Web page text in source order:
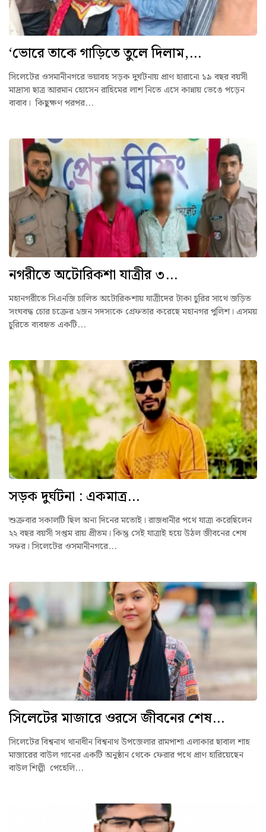
‘ভোরে তাকে গাড়িতে তুলে দিলাম,...
সিলেটের ওসমানীনগরে ভয়াবহ সড়ক দুর্ঘটনায় প্রাণ হারানো ১৯ বছর বয়সী
মাদ্রাসা ছাত্র আরমান হোসেন রাহিমের লাশ নিতে এসে কান্নায় ভেঙে পড়েন
বাবাব। কিছুক্ষণ পরপর...
নগরীতে অটোরিকশা যাত্রীর ৩...
মহানগরীতে সিএনজি চালিত অটোরিকশায় যাত্রীদের টাকা চুরির সাথে জড়িত
সংঘবদ্ধ চোর চক্রের ২জন সদস্যকে গ্রেফতার করেছে মহানগর পুলিশ। এসময়
চুরিতে ব্যবহৃত একটি...
সড়ক দুর্ঘটনা : একমাত্র...
শুক্রবার সকালটি ছিল অন্য দিনের মতোই। রাজধানীর পথে যাত্রা করেছিলেন
২২ বছর বয়সী সপ্তম রায় প্রীতম। কিন্তু সেই যাত্রাই হয়ে উঠল জীবনের শেষ
সফর। সিলেটের ওসমানীনগরে...
সিলেটের মাজারে ওরসে জীবনের শেষ...
সিলেটের বিশ্বনাথ থানাধীন বিশ্বনাথ উপজেলার রামপাশা এলাকার ছাবাল শাহ
মাজারের বাউল গানের একটি অনুষ্ঠান থেকে ফেরার পথে প্রাণ হারিয়েছেন
বাউল শিল্পী পেহেলি...